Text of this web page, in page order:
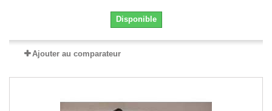
Disponible
Ajouter au comparateur